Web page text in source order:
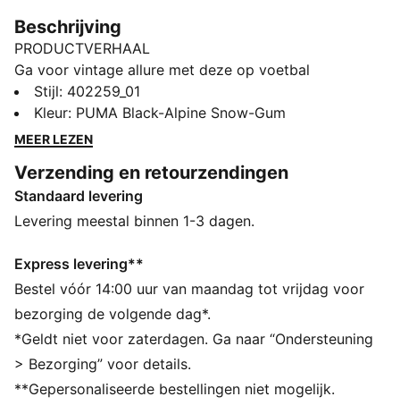
Beschrijving
PRODUCTVERHAAL
Ga voor vintage allure met deze op voetbal
geïnspireerde sneaker. Hij is gemaakt van glad leer,
heeft een PUMA-logo in reliëf en een T-vormige neus
en combineert klassieke elementen met moderne flair.
nostalgie aan hun voeten houden.
DETAILS
Basis van leer
Leren veterstrook
Synthetische voering
PUMA-merkdetails
Stijl: 402259_01
Kleur: PUMA Black-Alpine Snow-Gum
MEER LEZEN
Verzending en retourzendingen
Standaard levering
Levering meestal binnen 1-3 dagen.
Express levering**
Bestel vóór 14:00 uur van maandag tot vrijdag voor
bezorging de volgende dag*.
*Geldt niet voor zaterdagen. Ga naar “Ondersteuning
> Bezorging” voor details.
**Gepersonaliseerde bestellingen niet mogelijk.